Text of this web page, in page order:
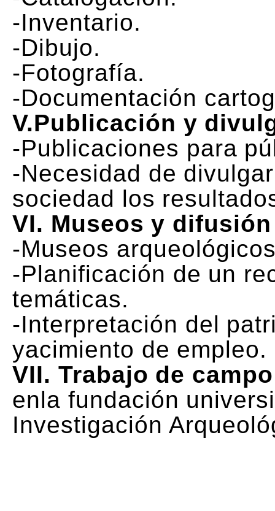
-Inventario.
-Dibujo.
-Fotografía.
-Documentación
V.Publicación y
-Publicaciones para
-Necesidad de
sociedad los
VI. Museos y difusión
-Museos
-Planificación de un
temáticas.
-Interpretación del
yacimiento de empleo.
VII. Trabajo de
enla fundación
Investigación